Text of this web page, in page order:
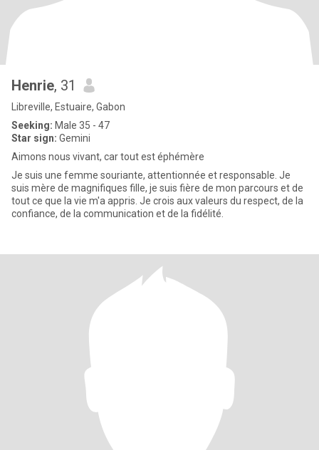
Henrie, 31
Libreville, Estuaire, Gabon
Seeking: Male 35 - 47
Star sign: Gemini
Aimons nous vivant, car tout est éphémère
Je suis une femme souriante, attentionnée et responsable. Je
suis mère de magnifiques fille, je suis fière de mon parcours et de
tout ce que la vie m'a appris. Je crois aux valeurs du respect, de la
confiance, de la communication et de la fidélité.